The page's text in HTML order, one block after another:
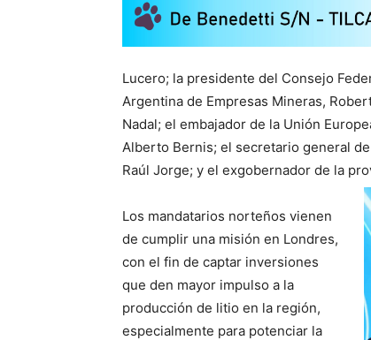
Lucero; la presidente del Consejo
Argentina de Empresas Mineras,
Nadal; el embajador de la Unión
Alberto Bernis; el secretario general
Raúl Jorge; y el exgobernador de la
Los mandatarios norteños vienen
de cumplir una misión en Londres,
con el fin de captar inversiones
que den mayor impulso a la
producción de litio en la región,
especialmente para potenciar la